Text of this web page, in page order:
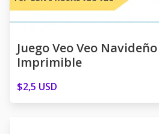
Juego Veo Veo Navideño
Imprimible
$2,5 USD